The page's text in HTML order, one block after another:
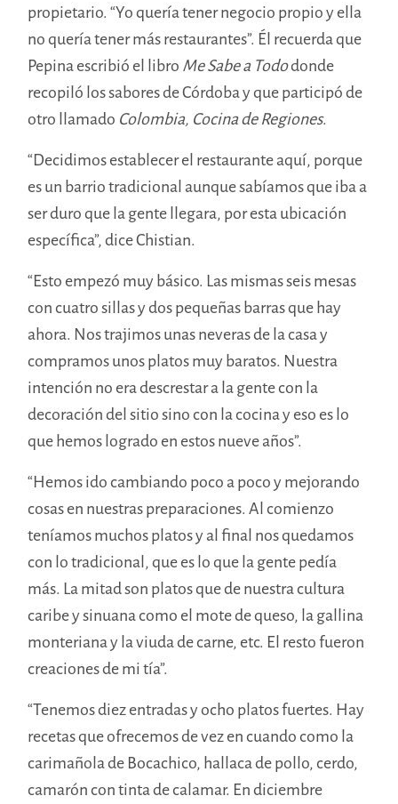
propietario. “Yo quería tener negocio propio y ella
no quería tener más restaurantes”. Él recuerda que
Pepina escribió el libro Me Sabe a Tododonde
recopiló los sabores de Córdoba y que participó de
otro llamado Colombia, Cocina de Regiones.
“Decidimos establecer el restaurante aquí, porque
es un barrio tradicional aunque sabíamos que iba a
ser duro que la gente llegara, por esta ubicación
específica”, dice Chistian.
“Esto empezó muy básico. Las mismas seis mesas
con cuatro sillas y dos pequeñas barras que hay
ahora. Nos trajimos unas neveras de la casa y
compramos unos platos muy baratos. Nuestra
intención no era descrestar a la gente con la
decoración del sitio sino con la cocina y eso es lo
que hemos logrado en estos nueve años”.
“Hemos ido cambiando poco a poco y mejorando
cosas en nuestras preparaciones. Al comienzo
teníamos muchos platos y al final nos quedamos
con lo tradicional, que es lo que la gente pedía
más. La mitad son platos que de nuestra cultura
caribe y sinuana como el mote de queso, la gallina
monteriana y la viuda de carne, etc. El resto fueron
creaciones de mi tía”.
“Tenemos diez entradas y ocho platos fuertes. Hay
recetas que ofrecemos de vez en cuando como la
carimañola de Bocachico, hallaca de pollo, cerdo,
camarón con tinta decalamar. En diciembre